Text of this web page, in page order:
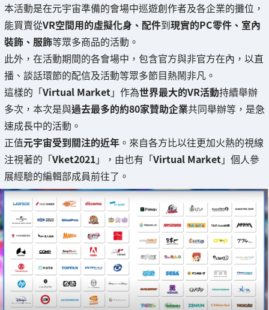
本活動是在元宇宙準備的會場中巡遊創作者及各企業的攤位，
能買賣從VR空間用的虛擬化身、配件到現實的PC零件、室內
裝飾、服飾等眾多商品的活動。
此外，在活動期間的各會場中，包含官方與非官方在內，以直
播、談話環節的配信及活動等眾多節目熱鬧非凡。
這樣的「Virtual Market」作為世界最大的VR活動持續舉辦
多次，本次是與過去最多的約80家贊助企業共同舉辦等，是急
速成長中的活動。
正值元宇宙受到關注的近年 。來自各方比以往更加火熱的視線
注視著的「Vket2021」，由也有「Virtual Market」個人參
展經驗的編輯部成員前往了。